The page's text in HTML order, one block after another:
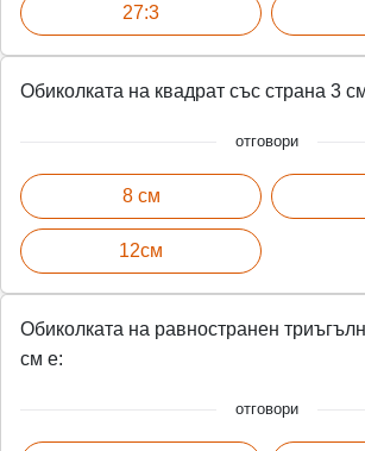
27:3
Обиколката на квадрат със страна 3
отговори
8 см
12см
Обиколката на равностранен
см е:
отговори